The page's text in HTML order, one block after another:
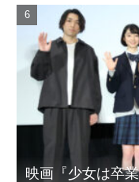
映画『少女は卒